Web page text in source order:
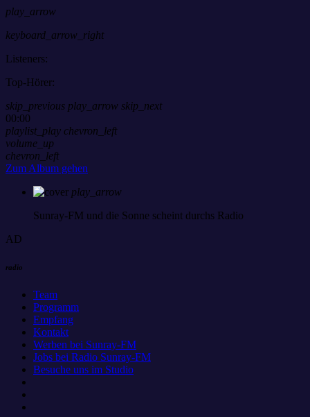
play_arrow
keyboard_arrow_right
Listeners:
Top-Hörer:
skip_previous play_arrow skip_next
00:00
playlist_play chevron_left
volume_up
chevron_left
Zum Album gehen
play_arrow
Sunray-FM und die Sonne scheint durchs Radio
AD
radio
Team
Programm
Empfang
Kontakt
Werben bei Sunray-FM
Jobs bei Radio Sunray-FM
Besuche uns im Studio